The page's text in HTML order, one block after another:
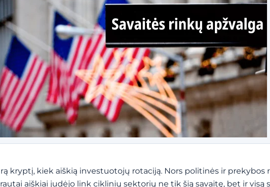
kryptį, kiek aiškią investuotojų rotaciją. Nors politinės ir prekybos
aiškiai judėjo link ciklinių sektorių ne tik šią savaitę, bet ir visą